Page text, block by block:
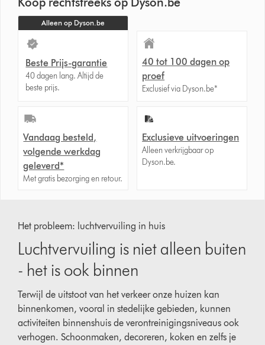
Alleen op Dyson.be
Beste Prijs-garantie
40 dagen lang. Altijd de
beste prijs.
40 tot 100 dagen op
proef
Exclusief via Dyson.be*
Vandaag besteld,
volgende werkdag
geleverd*
Met gratis bezorging en retour.
Exclusieve uitvoeringen
Alleen verkrijgbaar op
Dyson.be.
Het probleem: luchtvervuiling in huis
Luchtvervuiling is niet alleen buiten
- het is ook binnen
Terwijl de uitstoot van het verkeer onze huizen kan
binnenkomen, vooral in stedelijke gebieden, kunnen
activiteiten binnenshuis de verontreinigingsniveaus ook
verhogen. Schoonmaken, decoreren, koken en zelfs je